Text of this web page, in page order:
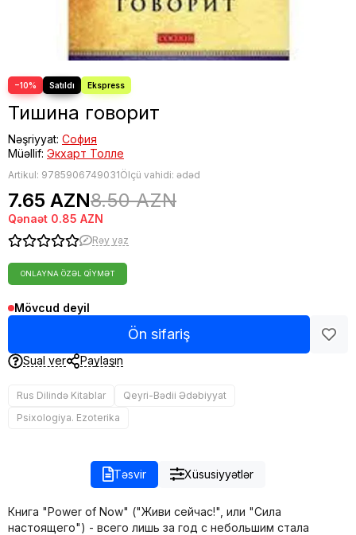
−10%
Тишина говорит
Nəşriyyat: София
Müəllif: Экхарт Толле
Artikul: 9785906749031Ölçü vahidi: ədəd
7.65 AZN8.50 AZN
Qənaət 0.85 AZN
Rəy yaz
ONLAYNA ÖZƏL QIYMƏT
Mövcud deyil
Ön sifariş
Sual ver Paylaşın
Rus Dilində Kitablar
Qeyri-Bədii Ədəbiyyat
Psixologiya. Ezoterika
Təsvir Xüsusiyyətlər
Книга "Power of Now" ("Живи сейчас!", или "Сила
настоящего") - всего лишь за год с небольшим стала